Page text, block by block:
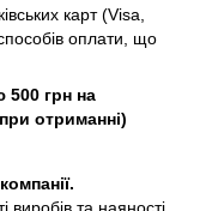
карт (Visa,
оплати, що
500 грн на
отриманні)
виробів та наяності